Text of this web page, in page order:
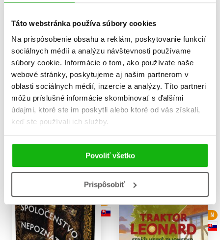
Táto webstránka používa súbory cookies
Na prispôsobenie obsahu a reklám, poskytovanie funkcií
sociálnych médií a analýzu návštevnosti používame
súbory cookie. Informácie o tom, ako používate naše
webové stránky, poskytujeme aj našim partnerom v
oblasti sociálnych médií, inzercie a analýzy. Títo partneri
môžu príslušné informácie skombinovať s ďalšími
údajmi, ktoré ste im poskytli alebo ktoré od vás získali,
keď ste používali ich služby.
Povoliť všetko
Prispôsobiť
Nevhodný letný románik
Ali Hazelwood
Čo robila Zorka vo štvrtok
B
N